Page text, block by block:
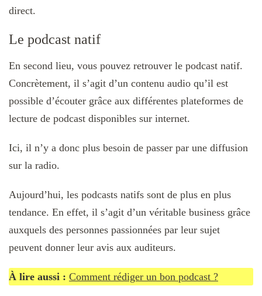
direct.
Le podcast natif
En second lieu, vous pouvez retrouver le podcast natif.
Concrètement, il s’agit d’un contenu audio qu’il est
possible d’écouter grâce aux différentes plateformes de
lecture de podcast disponibles sur internet.
Ici, il n’y a donc plus besoin de passer par une diffusion
sur la radio.
Aujourd’hui, les podcasts natifs sont de plus en plus
tendance. En effet, il s’agit d’un véritable business grâce
auxquels des personnes passionnées par leur sujet
peuvent donner leur avis aux auditeurs.
À lire aussi : Comment rédiger un bon podcast ?